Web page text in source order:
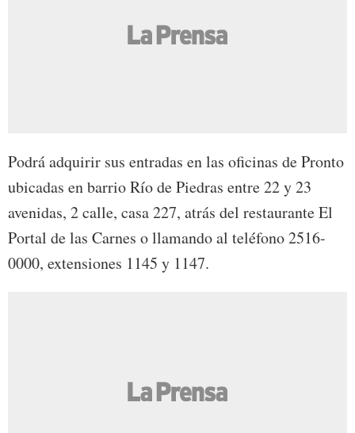
Podrá adquirir sus entradas en las oficinas de Pronto
ubicadas en barrio Río de Piedras entre 22 y 23
avenidas, 2 calle, casa 227, atrás del restaurante El
Portal de las Carnes o llamando al teléfono 2516-
0000, extensiones 1145 y 1147.